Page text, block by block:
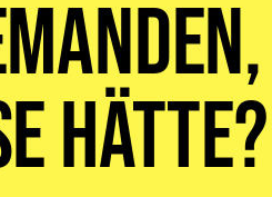
hätte?